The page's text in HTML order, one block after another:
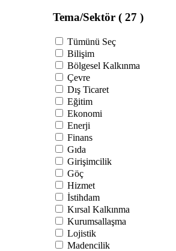
Tema/Sektör ( 27 )
Tümünü Seç
Bilişim
Bölgesel Kalkınma
Çevre
Dış Ticaret
Eğitim
Ekonomi
Enerji
Finans
Gıda
Girişimcilik
Göç
Hizmet
İstihdam
Kırsal Kalkınma
Kurumsallaşma
Lojistik
Madencilik